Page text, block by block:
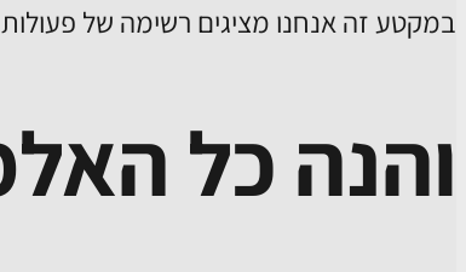
במקטע זה אנחנו מציגים רשימה של
והנה כל